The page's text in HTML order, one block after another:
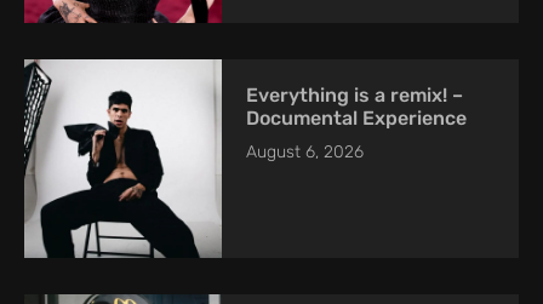
Everything is a remix! –
Documental Experience
August 6, 2026